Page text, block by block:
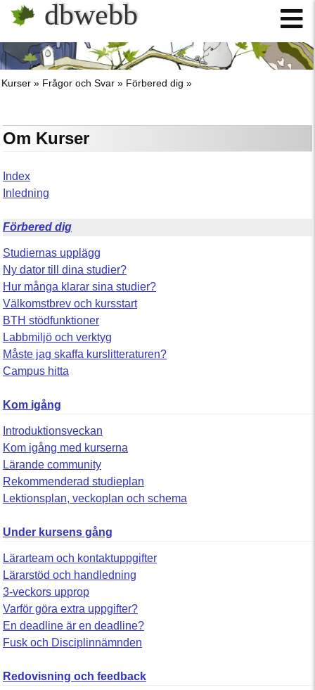
dbwebb
Kurser Frågor och Svar Förbered dig
Om Kurser
Index
Inledning
Förbered dig
Studiernas upplägg
Ny dator till dina studier?
Hur många klarar sina studier?
Välkomstbrev och kursstart
BTH stödfunktioner
Labbmiljö och verktyg
Måste jag skaffa kurslitteraturen?
Campus hitta
Kom igång
Introduktionsveckan
Kom igång med kurserna
Lärande community
Rekommenderad studieplan
Lektionsplan, veckoplan och schema
Under kursens gång
Lärarteam och kontaktuppgifter
Lärarstöd och handledning
3-veckors upprop
Varför göra extra uppgifter?
En deadline är en deadline?
Fusk och Disciplinnämnden
Redovisning och feedback